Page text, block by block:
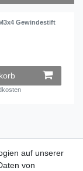
Gewindestift
auf unserer
von
auf unserer
von